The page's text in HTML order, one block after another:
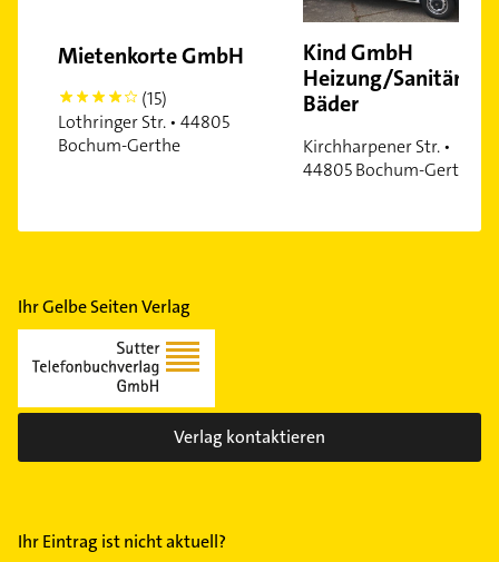
Mietenkorte GmbH
4
(15)
Lothringer Str. • 44805
Bochum-Gerthe
Kind GmbH
Heizung/Sanitär/
Bäder
Kirchharpener Str. •
44805 Bochum-Gerthe
Ihr Gelbe Seiten Verlag
Verlag kontaktieren
Ihr Eintrag ist nicht aktuell?